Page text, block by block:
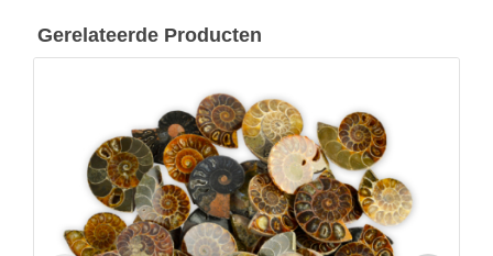
Gerelateerde Producten